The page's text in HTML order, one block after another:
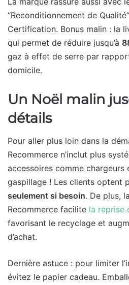
“Reconditionnement de
Certification. Bonus malin : la
qui permet de réduire jusqu’à
gaz à effet de serre par
domicile.
Un Noël malin
détails
Pour aller plus loin dans la
Recommerce n’inclut plus
accessoires comme chargeurs
gaspillage ! Les clients optent
seulement si besoin. De plus,
Recommerce facilite la reprise
favorisant le recyclage et
d’achat.
Dernière astuce : pour limiter
évitez le papier cadeau.